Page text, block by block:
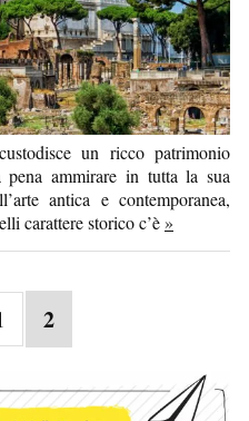
un ricco patrimonio
ammirare in tutta la sua
antica e contemporanea,
carattere storico c’è»
2